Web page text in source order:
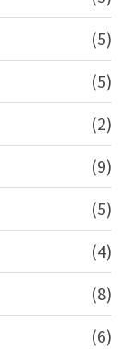
(5)
(5)
(2)
(9)
(5)
(4)
(8)
(6)